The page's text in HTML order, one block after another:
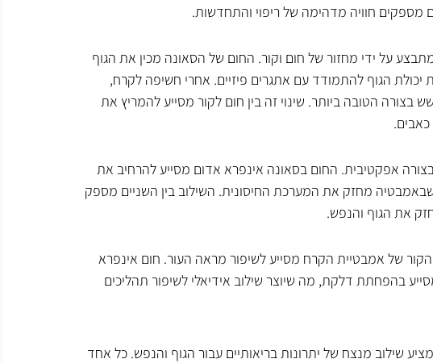
מספקים חוויה מדהימה של ריפוי והתחדשות.
על ידי מחזור של חום וקור. החום של הסאונה מכין את הגוף
הגוף להתמודד עם אתגרים פיזיים. אחרי חשיפה לקרח,
הטובה ביותר. שינוי זה בין חום לקור מסייע להמריץ את
אפקטיבית. החום בסאונה אינפרא אדום מסייע להרחיב את
מחזק את המערכת החיסונית. השילוב בין השניים מספק
את הגוף והנפש.
של אמבטיית הקרח מסייע לשיפור מראה העור. חום אינפרא
בהפחתת דלקת, מה שיוצר שילוב אידיאלי לשיפור תהליכים
שילוב מנצח של יתרונות בריאותיים עבור הגוף והנפש. כל אחד